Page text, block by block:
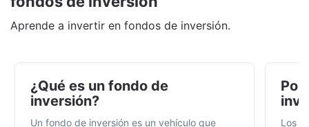
Aprende a invertir en fondos de inversión.
¿Qué es un fondo de
inversión?
Un fondo de inversión es un vehículo que
Por
Los